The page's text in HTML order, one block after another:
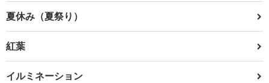
夏休み（夏祭り）
紅葉
イルミネーション